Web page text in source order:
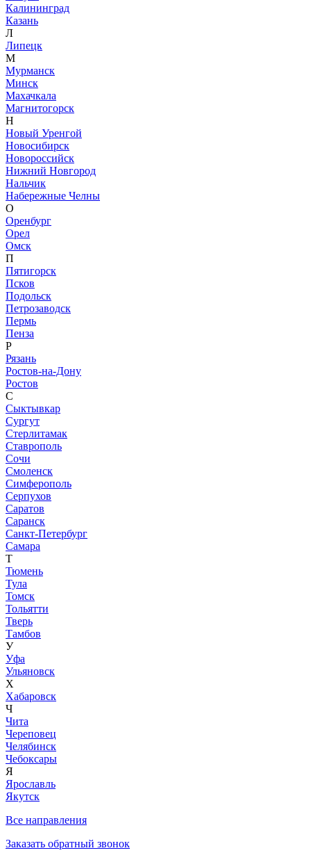
Калининград
Казань
Л
Липецк
М
Мурманск
Минск
Махачкала
Магнитогорск
Н
Новый Уренгой
Новосибирск
Новороссийск
Нижний Новгород
Нальчик
Набережные Челны
О
Оренбург
Орел
Омск
П
Пятигорск
Псков
Подольск
Петрозаводск
Пермь
Пенза
Р
Рязань
Ростов-на-Дону
Ростов
С
Сыктывкар
Сургут
Стерлитамак
Ставрополь
Сочи
Смоленск
Симферополь
Серпухов
Саратов
Саранск
Санкт-Петербург
Самара
Т
Тюмень
Тула
Томск
Тольятти
Тверь
Тамбов
У
Уфа
Ульяновск
Х
Хабаровск
Ч
Чита
Череповец
Челябинск
Чебоксары
Я
Ярославль
Якутск
Все направления
Заказать обратный звонок